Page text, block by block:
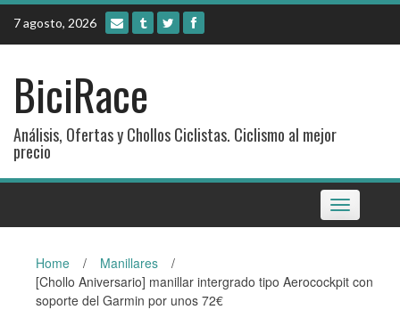
Skip
content
7 agosto, 2026
BiciRace
Análisis, Ofertas y Chollos Ciclistas. Ciclismo al mejor
precio
Toggle
navigation
Home / Manillares
/
[Chollo Aniversario] manillar intergrado tipo Aerocockpit con
soporte del Garmin por unos 72€